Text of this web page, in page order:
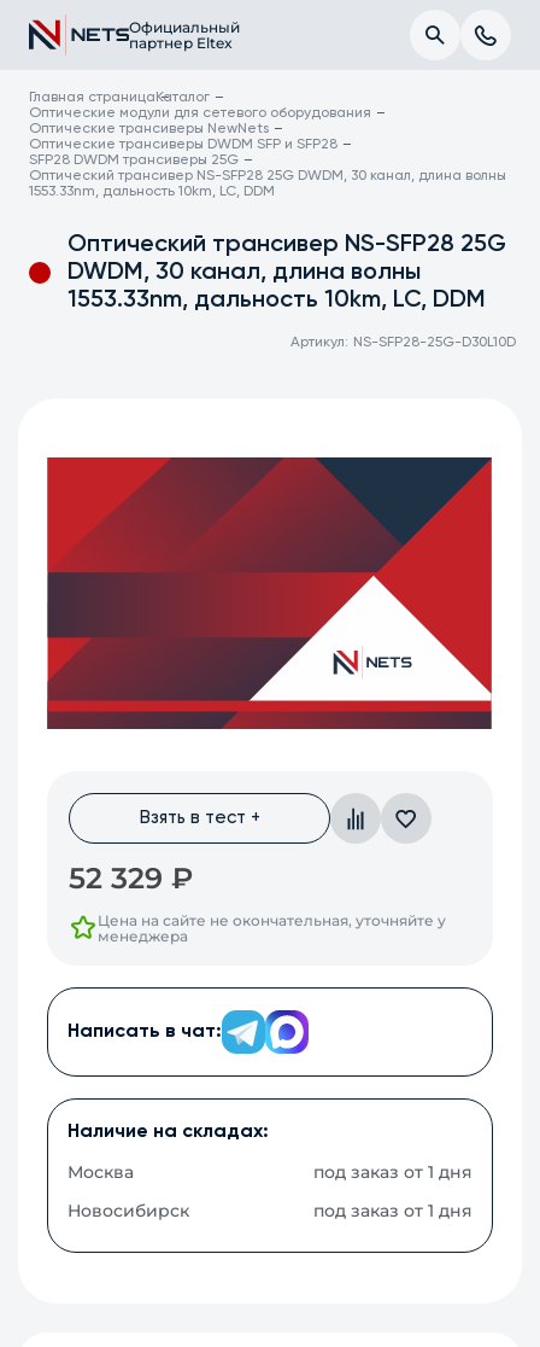
Официальный
партнер Eltex
Главная страница Каталог
Оптические модули для сетевого оборудования
Оптические трансиверы NewNets
Оптические трансиверы DWDM SFP и SFP28
SFP28 DWDM трансиверы 25G
Оптический трансивер NS-SFP28 25G DWDM, 30 канал, длина волны
1553.33nm, дальность 10km, LC, DDM
Оптический трансивер NS-SFP28 25G
DWDM, 30 канал, длина волны
1553.33nm, дальность 10km, LC, DDM
Артикул: NS-SFP28-25G-D30L10D
Взять в тест +
52 329₽
Цена на сайте не окончательная, уточняйте у
менеджера
Написать в чат:
Наличие на складах:
Москва
под заказ от 1 дня
Новосибирск
под заказ от 1 дня